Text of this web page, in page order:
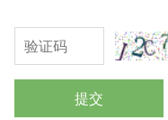
提交